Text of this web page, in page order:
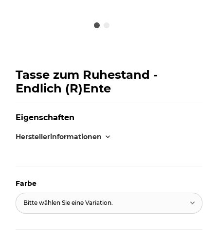
Tasse zum Ruhestand -
Endlich (R)Ente
Eigenschaften
Herstellerinformationen
Farbe
Bitte wählen Sie eine Variation.